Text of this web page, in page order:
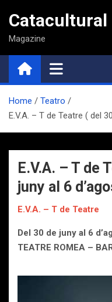
contenido
Catacultural
Magazine
Home
Teatro
E.V.A. – T de Teatre ( del
E.V.A. – T de
juny al 6
E.V.A. – T de Teatre
Del 30 de juny al 6
TEATRE ROMEA –